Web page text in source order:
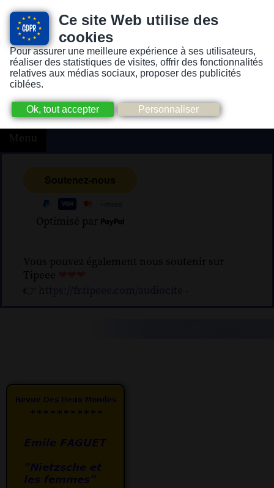
Ce site Web utilise des
cookies
Pour assurer une meilleure expérience à ses utilisateurs,
réaliser des statistiques de visites, offrir des fonctionnalités
relatives aux médias sociaux, proposer des publicités
ciblées.
Version pour personnes mal-voyantes ou non-voyantes
Menu
Optimisé par
Vous pouvez également nous soutenir sur
Tipeee
👉
-